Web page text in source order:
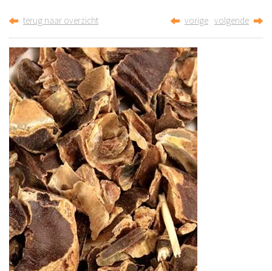
terug naar overzicht vorige volgende